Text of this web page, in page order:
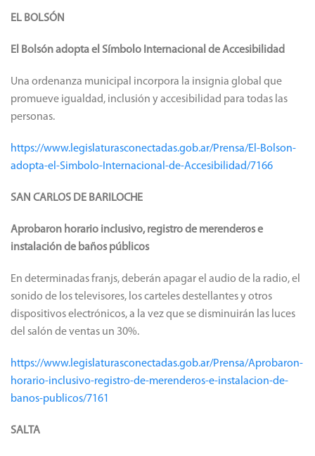
EL BOLSÓN
El Bolsón adopta el Símbolo Internacional de Accesibilidad
Una ordenanza municipal incorpora la insignia global que
promueve igualdad, inclusión y accesibilidad para todas las
personas.
https://www.legislaturasconectadas.gob.ar/Prensa/El-Bolson-
adopta-el-Simbolo-Internacional-de-Accesibilidad/7166
SAN CARLOS DE BARILOCHE
Aprobaron horario inclusivo, registro de merenderos e
instalación de baños públicos
En determinadas franjs, deberán apagar el audio de la radio, el
sonido de los televisores, los carteles destellantes y otros
dispositivos electrónicos, a la vez que se disminuirán las luces
del salón de ventas un 30%.
https://www.legislaturasconectadas.gob.ar/Prensa/Aprobaron-
horario-inclusivo-registro-de-merenderos-e-instalacion-de-
banos-publicos/7161
SALTA